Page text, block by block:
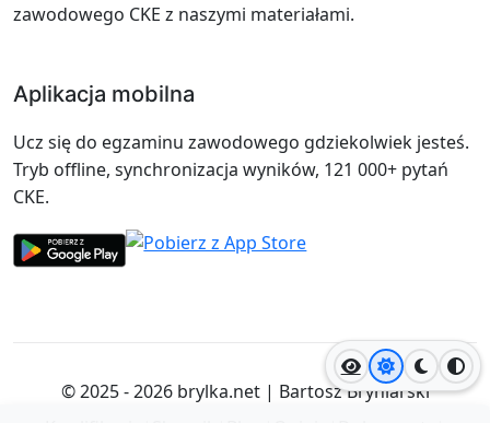
Jasny motyw
Ciemny
zawodowego CKE z naszymi materiałami.
Aplikacja mobilna
Ucz się do egzaminu zawodowego gdziekolwiek jesteś.
Tryb offline, synchronizacja wyników, 121 000+ pytań
CKE.
© 2025 - 2026 brylka.net| Bartosz Bryniarski